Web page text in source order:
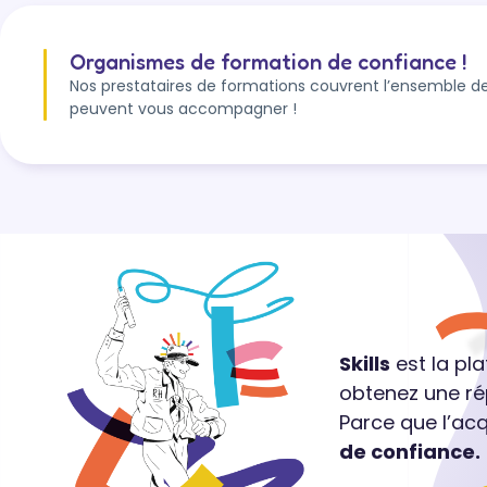
les
Organismes de formation de confiance !
Nos prestataires de formations couvrent l’ensemble
peuvent vous accompagner !
Skills est la
obtenez une
Parce que
de confiance.